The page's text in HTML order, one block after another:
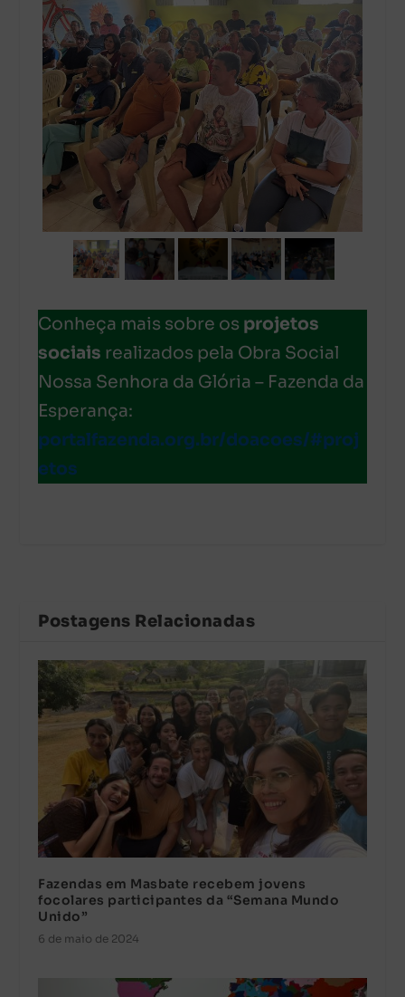
Conheça mais sobre os projetos
sociais realizados pela Obra Social
Nossa Senhora da Glória – Fazenda da
Esperança:
portalfazenda.org.br/doacoes/#proj
etos
Postagens Relacionadas
Fazendas em Masbate recebem jovens
focolares participantes da “Semana Mundo
Unido”
6 de maio de 2024